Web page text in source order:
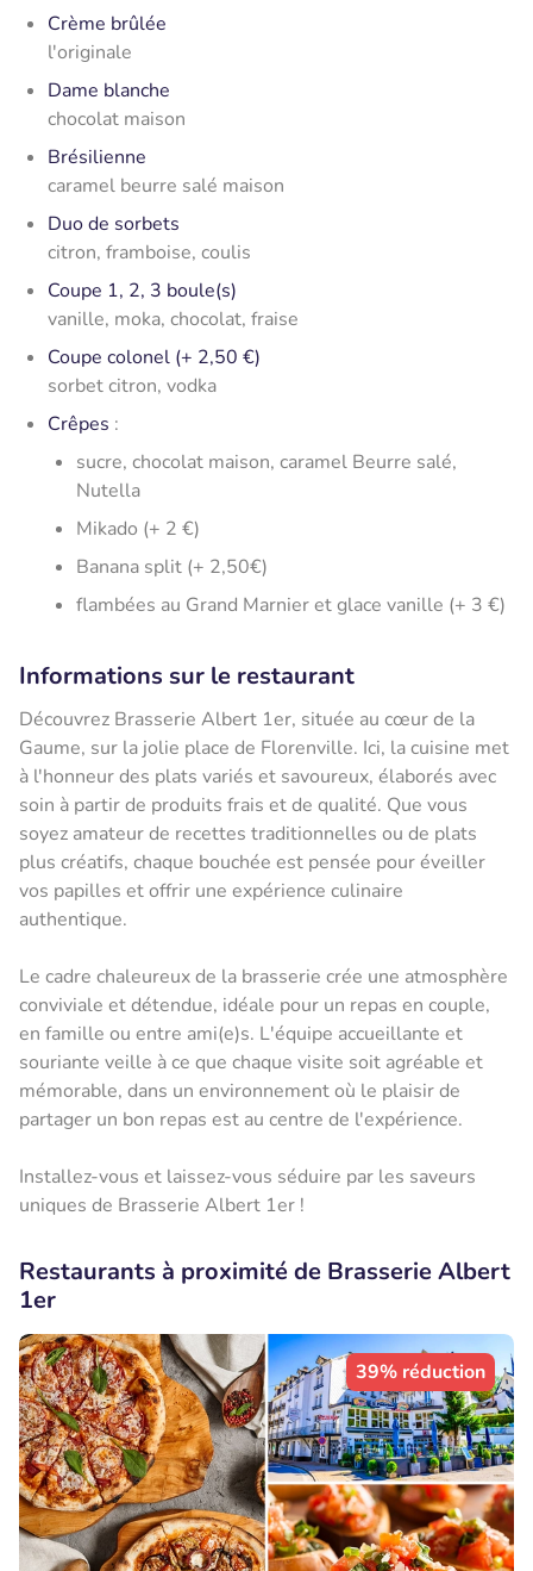
Crème brûlée
l'originale
Dame blanche
chocolat maison
Brésilienne
caramel beurre salé maison
Duo de sorbets
citron, framboise, coulis
Coupe 1, 2, 3 boule(s)
vanille, moka, chocolat, fraise
Coupe colonel (+ 2,50 €)
sorbet citron, vodka
Crêpes :
sucre, chocolat maison, caramel Beurre salé,
Nutella
Mikado (+ 2 €)
Banana split (+ 2,50€)
flambées au Grand Marnier et glace vanille (+ 3 €)
Informations sur le restaurant
Découvrez Brasserie Albert 1er, située au cœur de la
Gaume, sur la jolie place de Florenville. Ici, la cuisine met
à l'honneur des plats variés et savoureux, élaborés avec
soin à partir de produits frais et de qualité. Que vous
soyez amateur de recettes traditionnelles ou de plats
plus créatifs, chaque bouchée est pensée pour éveiller
vos papilles et offrir une expérience culinaire
authentique.
Le cadre chaleureux de la brasserie crée une atmosphère
conviviale et détendue, idéale pour un repas en couple,
en famille ou entre ami(e)s. L'équipe accueillante et
souriante veille à ce que chaque visite soit agréable et
mémorable, dans un environnement où le plaisir de
partager un bon repas est au centre de l'expérience.
Installez-vous et laissez-vous séduire par les saveurs
uniques de Brasserie Albert 1er !
Restaurants à proximité de Brasserie Albert
1er
39% réduction